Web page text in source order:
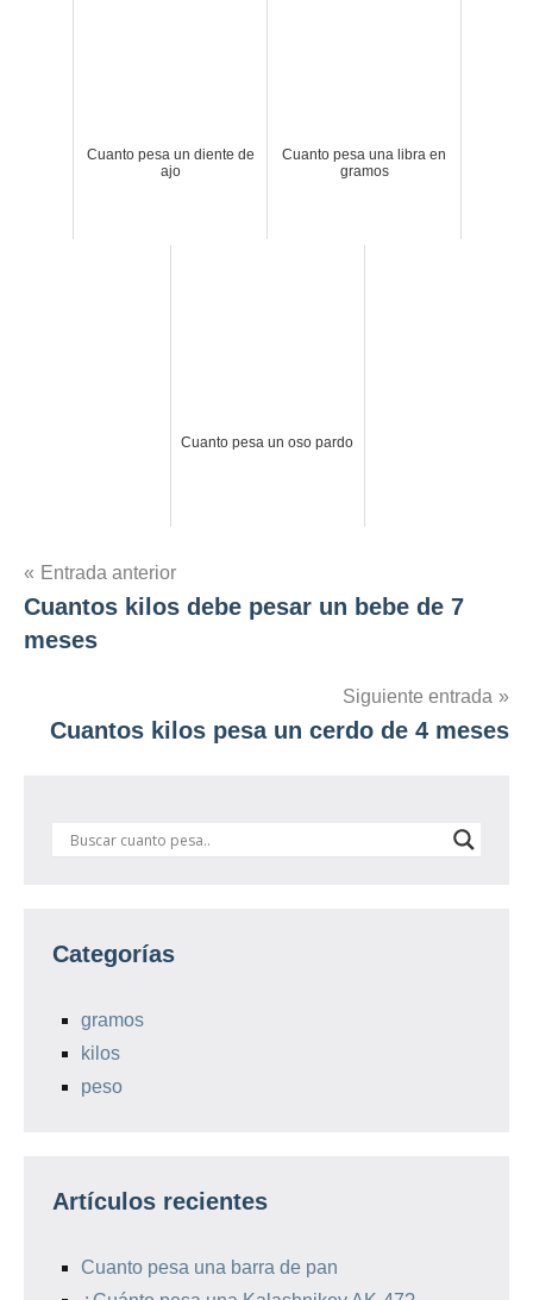
Cuanto pesa un diente de
ajo
Cuanto pesa una libra en
gramos
Cuanto pesa un oso pardo
Navegación
de
Entrada anterior
Cuantos kilos debe pesar un bebe de 7
meses
Siguiente entrada
Cuantos kilos pesa un cerdo de 4 meses
Categorías
gramos
kilos
peso
Artículos recientes
Cuanto pesa una barra de pan